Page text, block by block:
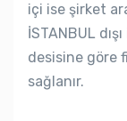
içi ise şirket
İSTANBUL
desisine göre
sağlanır.